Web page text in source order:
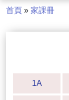
首頁 » 家課冊
1A